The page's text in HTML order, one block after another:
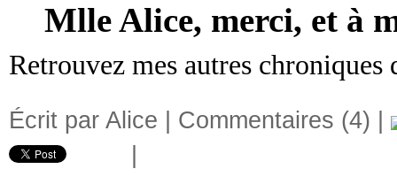
Mlle Alice, merci, et à
Retrouvez mes autres chroniques
Écrit par Alice | Commentaires (4)